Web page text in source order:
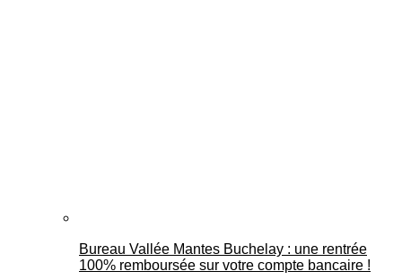
Bureau Vallée Mantes Buchelay : une rentrée
100% remboursée sur votre compte bancaire !